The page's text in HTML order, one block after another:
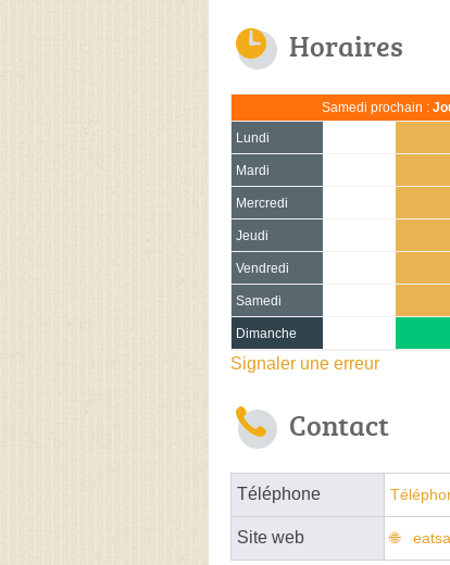
Horaires
Samedi prochain :
Lundi
Mardi
Mercredi
Jeudi
Vendredi
Samedi
Dimanche
Signaler une erreur
Contact
Téléphone
Site web